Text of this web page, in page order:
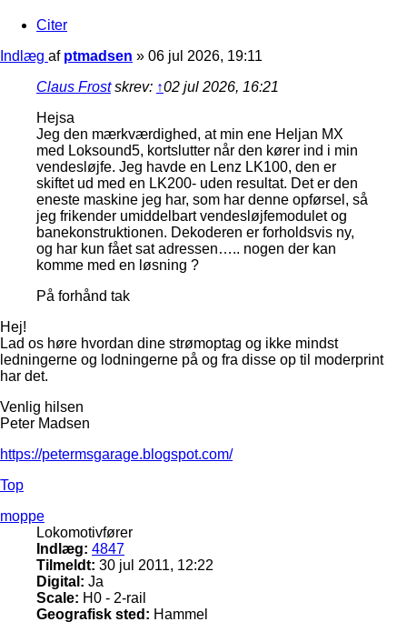
Citer
Indlæg af ptmadsen » 06 jul 2026, 19:11
Claus Frostskrev: ↑02 jul 2026, 16:21
Hejsa
Jeg den mærkværdighed, at min ene Heljan MX
med Loksound5, kortslutter når den kører ind i min
vendesløjfe. Jeg havde en Lenz LK100, den er
skiftet ud med en LK200- uden resultat. Det er den
eneste maskine jeg har, som har denne opførsel, så
jeg frikender umiddelbart vendesløjfemodulet og
banekonstruktionen. Dekoderen er forholdsvis ny,
og har kun fået sat adressen….. nogen der kan
komme med en løsning ?
På forhånd tak
Hej!
Lad os høre hvordan dine strømoptag og ikke mindst
ledningerne og lodningerne på og fra disse op til moderprint
har det.
Venlig hilsen
Peter Madsen
https://petermsgarage.blogspot.com/
Top
moppe
Lokomotivfører
Indlæg: 4847
Tilmeldt: 30 jul 2011, 12:22
Digital: Ja
Scale: H0 - 2-rail
Geografisk sted: Hammel